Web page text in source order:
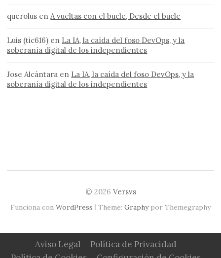
querolus enA vueltas con el bucle, Desde el bucle
Luis (tic616) en La IA, la caída del foso DevOps, y la
soberanía digital de los independientes
Jose Alcántara en La IA, la caída del foso DevOps, y la
soberanía digital de los independientes
© 2026 Versvs
Funciona con WordPress | Theme: Graphypor Themegraphy
Aviso Legal
Política de Privacidad